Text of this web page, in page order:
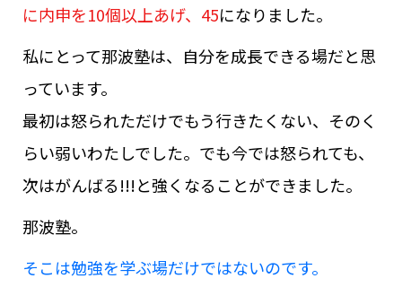
に内申を10個以上あげ、45になりました。
私にとって那波塾は、自分を成長できる場だと思
っています。
最初は怒られただけでもう行きたくない、そのく
らい弱いわたしでした。でも今では怒られても、
次はがんばる!!!と強くなることができました。
那波塾。
そこは勉強を学ぶ場だけではないのです。